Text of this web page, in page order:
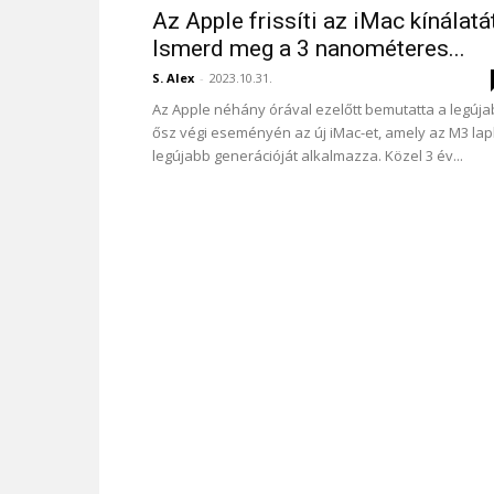
Az Apple frissíti az iMac
Ismerd meg a 3 nanométeres...
S. Alex - 2023.10.31.
Az Apple néhány órával ezelőtt bemutatta a
ősz végi eseményén az új iMac-et, amely az M3
legújabb generációját alkalmazza. Közel 3 év...